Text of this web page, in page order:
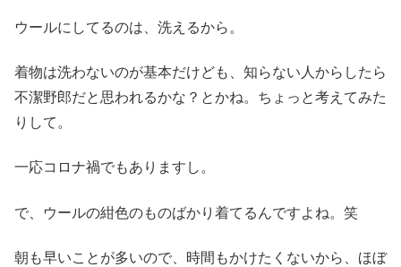
ウールにしてるのは、洗えるから。
着物は洗わないのが基本だけども、知らない人からしたら
不潔野郎だと思われるかな？とかね。ちょっと考えてみた
りして。
一応コロナ禍でもありますし。
で、ウールの紺色のものばかり着てるんですよね。笑
朝も早いことが多いので、時間もかけたくないから、ほぼ